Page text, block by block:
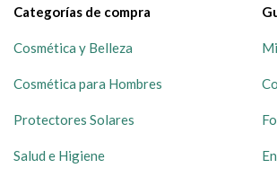
Categorías de compra
Cosmética y Belleza
Cosmética para Hombres
Protectores Solares
Salud e Higiene